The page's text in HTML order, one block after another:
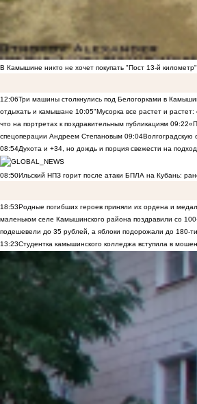
В Камышине никто не хочет покупать "Пост 13-й километр"
12:06Три машины столкнулись под Белогорками в
отдыхать и камышане 10:05"Мусорка все растет и
что на портретах к поздравительным публикациям 09:22
спецоперации Андреем Степановым 09:04Волгоградскую
08:54Духота и +34, но дождь и порция свежести на
08:50Ильский НПЗ горит после атаки БПЛА на Кубань:
18:53Родные погибших героев приняли их ордена и
маленьком селе Камышинского района поздравили со
подешевели до 35 рублей, а яблоки подорожали до 180-ти
13:23Студентка камышинского колледжа вступила в